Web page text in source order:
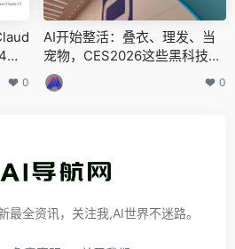
年
0
AI开始整活：叠衣、理发、当
宠物，CES2026这些黑科技硬
件太野了
0
最全资讯，关注我,AI世界不迷路。